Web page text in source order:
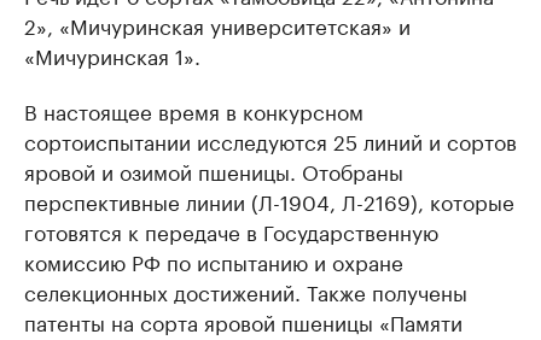
2», «Мичуринская университетская» и
«Мичуринская 1».
В настоящее время в конкурсном
сортоиспытании исследуются 25 линий и сортов
яровой и озимой пшеницы. Отобраны
перспективные линии (Л-1904, Л-2169), которые
готовятся к передаче в Государственную
комиссию РФ по испытанию и охране
селекционных достижений. Также получены
патенты на сорта яровой пшеницы «Памяти